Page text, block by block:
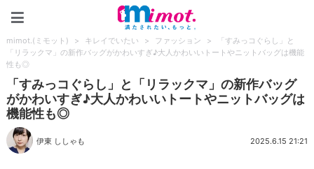
mimot.(ミモット) > キレイでいたい > ファッション >
「すみっコぐらし」と
「リラックマ」の新作バッグがかわいすぎ♪大人かわいいトートやニットバッグは機能
性も◎
「すみっコぐらし」と「リラックマ」の新作バッグ
がかわいすぎ♪大人かわいいトートやニットバッグは
機能性も◎
伊東 ししゃも 2025.6.15 21:21